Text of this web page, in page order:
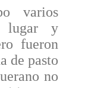
varios
lugar y
fueron
de pasto
no